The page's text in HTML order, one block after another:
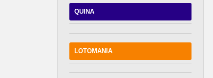
QUINA
LOTOMANIA